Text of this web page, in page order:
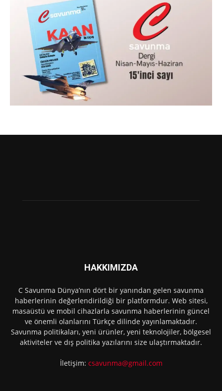
HAKKIMIZDA
C Savunma Dünya’nın dört bir yanından gelen savunma
haberlerinin değerlendirildiği bir platformdur. Web sitesi,
masaüstü ve mobil cihazlarla savunma haberlerinin güncel
ve önemli olanlarını Türkçe dilinde yayınlamaktadır.
Savunma politikaları, yeni ürünler, yeni teknolojiler, bölgesel
aktiviteler ve dış politika yazılarını size ulaştırmaktadır.
İletişim: csavunma@gmail.com